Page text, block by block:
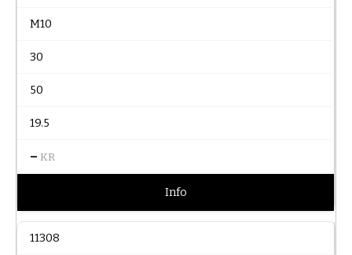
M10
30
50
19.5
– KR
Info
11308